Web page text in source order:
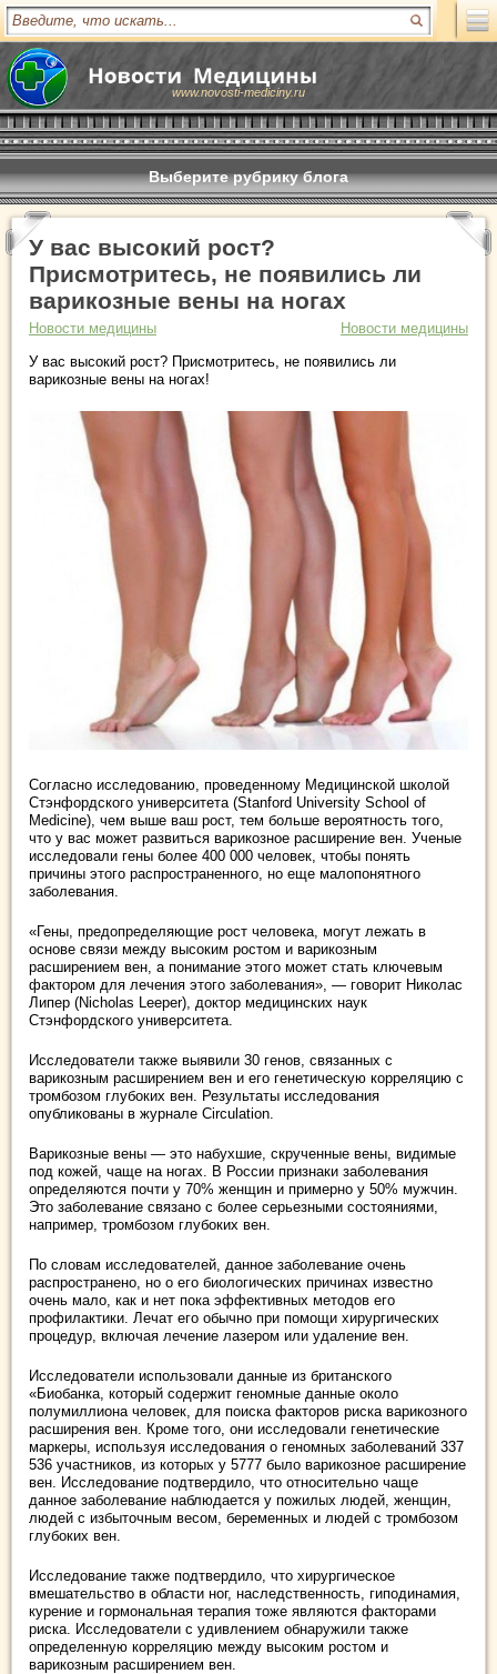
www.novosti-mediciny.ru
Выберите рубрику блога
У вас высокий рост?
Присмотритесь, не появились ли
варикозные вены на ногах
Новости медицины
Новости медицины
У вас высокий рост? Присмотритесь, не появились ли
варикозные вены на ногах!
Согласно исследованию, проведенному Медицинской школой
Стэнфордского университета (Stanford University School of
Medicine), чем выше ваш рост, тем больше вероятность того,
что у вас может развиться варикозное расширение вен. Ученые
исследовали гены более 400 000 человек, чтобы понять
причины этого распространенного, но еще малопонятного
заболевания.
«Гены, предопределяющие рост человека, могут лежать в
основе связи между высоким ростом и варикозным
расширением вен, а понимание этого может стать ключевым
фактором для лечения этого заболевания», — говорит Николас
Липер (Nicholas Leeper), доктор медицинских наук
Стэнфордского университета.
Исследователи также выявили 30 генов, связанных с
варикозным расширением вен и его генетическую корреляцию с
тромбозом глубоких вен. Результаты исследования
опубликованы в журнале Circulation.
Варикозные вены — это набухшие, скрученные вены, видимые
под кожей, чаще на ногах. В России признаки заболевания
определяются почти у 70% женщин и примерно у 50% мужчин.
Это заболевание связано с более серьезными состояниями,
например, тромбозом глубоких вен.
По словам исследователей, данное заболевание очень
распространено, но о его биологических причинах известно
очень мало, как и нет пока эффективных методов его
профилактики. Лечат его обычно при помощи хирургических
процедур, включая лечение лазером или удаление вен.
Исследователи использовали данные из британского
«Биобанка, который содержит геномные данные около
полумиллиона человек, для поиска факторов риска варикозного
расширения вен. Кроме того, они исследовали генетические
маркеры, используя исследования о геномных заболеваний 337
536 участников, из которых у 5777 было варикозное расширение
вен. Исследование подтвердило, что относительно чаще
данное заболевание наблюдается у пожилых людей, женщин,
людей с избыточным весом, беременных и людей с тромбозом
глубоких вен.
Исследование также подтвердило, что хирургическое
вмешательство в области ног, наследственность, гиподинамия,
курение и гормональная терапия тоже являются факторами
риска. Исследователи с удивлением обнаружили также
определенную корреляцию между высоким ростом и
варикозным расширением вен.